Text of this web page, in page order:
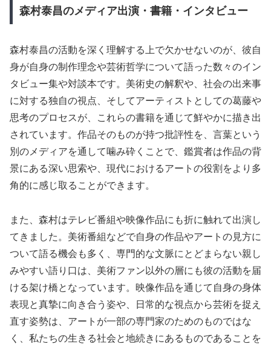
森村泰昌のメディア出演・書籍・インタビュー
森村泰昌の活動を深く理解する上で欠かせないのが、彼自
身が自身の制作理念や芸術哲学について語った数々のイン
タビュー集や対談本です。美術史の解釈や、社会の出来事
に対する独自の視点、そしてアーティストとしての葛藤や
思考のプロセスが、これらの書籍を通じて鮮やかに描き出
されています。作品そのものが持つ批評性を、言葉という
別のメディアを通して噛み砕くことで、鑑賞者は作品の背
景にある深い思索や、現代におけるアートの役割をより多
角的に感じ取ることができます。
また、森村はテレビ番組や映像作品にも折に触れて出演し
てきました。美術番組などで自身の作品やアートの見方に
ついて語る機会も多く、専門的な文脈にとどまらない親し
みやすい語り口は、美術ファン以外の層にも彼の活動を届
ける架け橋となっています。映像作品を通じて自身の身体
表現と真摯に向き合う姿や、日常的な視点から芸術を捉え
直す姿勢は、アートが一部の専門家のためのものではな
く、私たちの生きる社会と地続きにあるものであることを